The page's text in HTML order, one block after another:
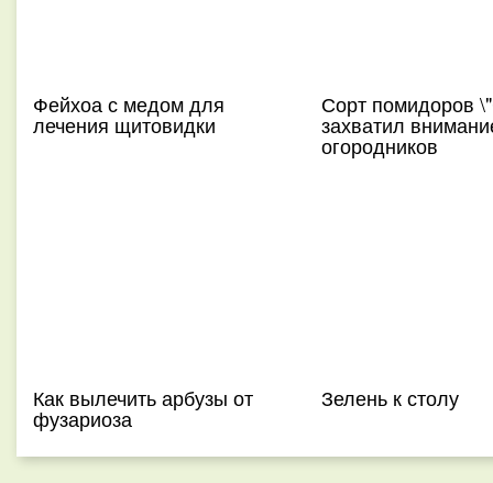
Фейхоа с медом для
лечения щитовидки
Сорт помидоров
захватил
огородников
Как вылечить арбузы от
фузариоза
Зелень к столу